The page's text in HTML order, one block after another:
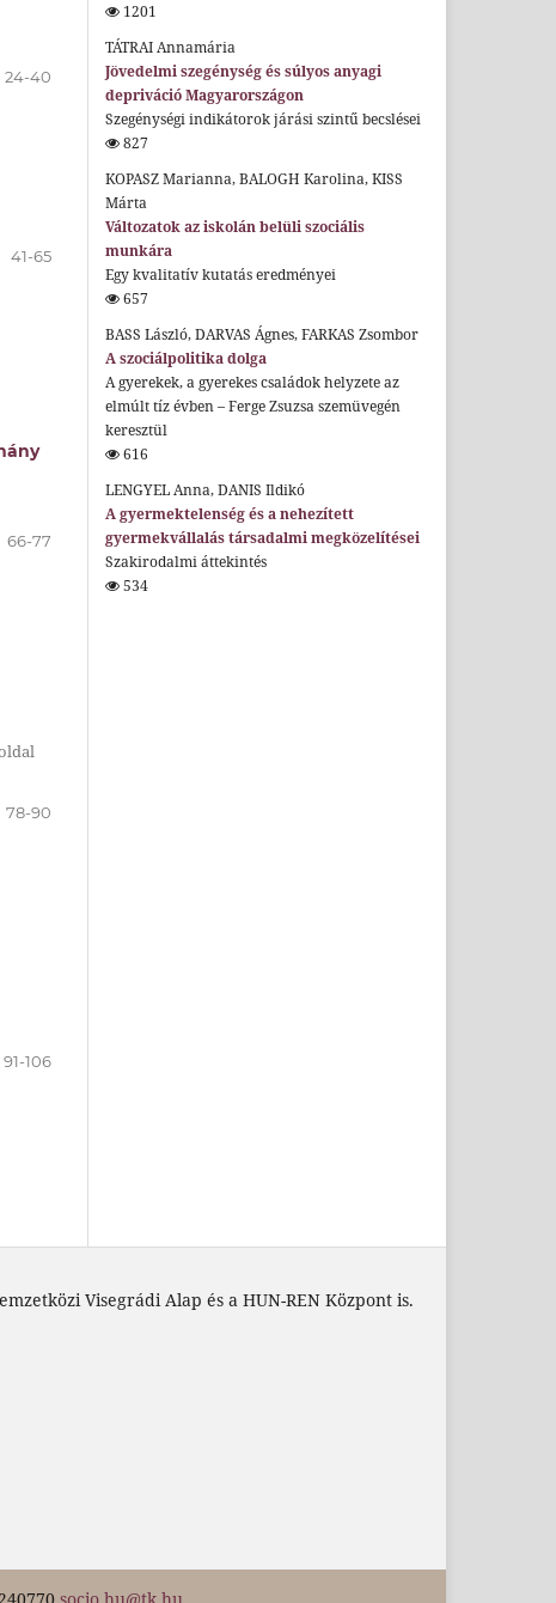
24-40
41-65
66-77
78-90
91-106
1201
TÁTRAI Annamária
Jövedelmi szegénység és súlyos anyagi
depriváció Magyarországon
Szegénységi indikátorok járási szintű becslései
827
KOPASZ Marianna, BALOGH Karolina, KISS
Márta
Változatok az iskolán belüli szociális
munkára
Egy kvalitatív kutatás eredményei
657
BASS László, DARVAS Ágnes, FARKAS Zsombor
A szociálpolitika dolga
A gyerekek, a gyerekes családok helyzete az
elmúlt tíz évben – Ferge Zsuzsa szemüvegén
keresztül
616
LENGYEL Anna, DANIS Ildikó
A gyermektelenség és a nehezített
gyermekvállalás társadalmi megközelítései
Szakirodalmi áttekintés
534
Visegrádi Alap és a HUN-REN Központ is.